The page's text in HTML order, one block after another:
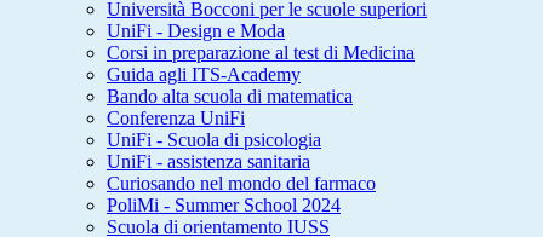
Università Bocconi per le scuole superiori
UniFi - Design e Moda
Corsi in preparazione al test di Medicina
Guida agli ITS-Academy
Bando alta scuola di matematica
Conferenza UniFi
UniFi - Scuola di psicologia
UniFi - assistenza sanitaria
Curiosando nel mondo del farmaco
PoliMi - Summer School 2024
Scuola di orientamento IUSS